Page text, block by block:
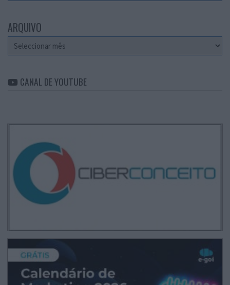
ARQUIVO
Arquivo
CANAL DE YOUTUBE